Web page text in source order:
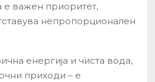
е важен приоритет,
непропорционален
енергија и чиста вода,
приходи – е